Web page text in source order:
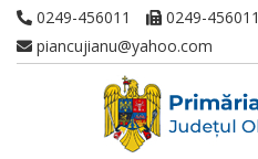
0249-456011
0249-456011
piancujianu@yahoo.com